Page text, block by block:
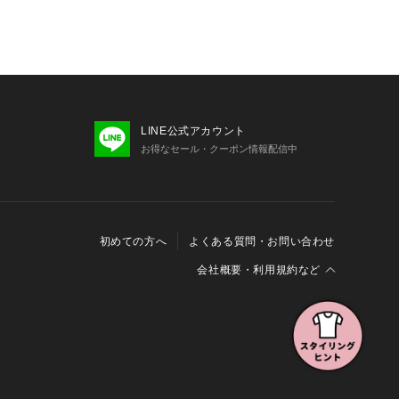
LINE公式アカウント
お得なセール・クーポン情報配信中
初めての方へ よくある質問・お問い合わせ
会社概要・利用規約など
特定商取引に関する法律に基づく表示
Cookieおよびアクセスログについて
三井不動産グループ ソーシャルメディアガイドライン